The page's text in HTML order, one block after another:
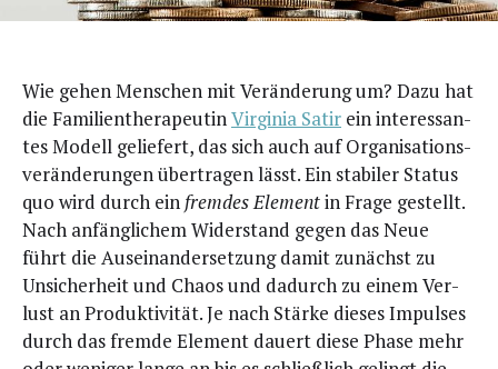
Wie gehen Men­schen mit Ver­än­de­rung um? Dazu hat
die Fami­li­en­the­ra­peu­tinVir­gi­nia Satir ein inter­es­san­
tes Modell gelie­fert, das sich auch auf Orga­ni­sa­ti­ons­
ver­än­de­run­gen über­tra­gen lässt. Ein sta­bi­ler Sta­tus
quo wird durch ein frem­des Ele­mentin Fra­ge gestellt.
Nach anfäng­li­chem Wider­stand gegen das Neue
führt die Aus­ein­an­der­set­zung damit zunächst zu
Unsi­cher­heit und Cha­os und dadurch zu einem Ver­
lust an Pro­duk­ti­vi­tät. Je nach Stär­ke die­ses Impul­ses
durch das frem­de Ele­ment dau­ert die­se Pha­se mehr